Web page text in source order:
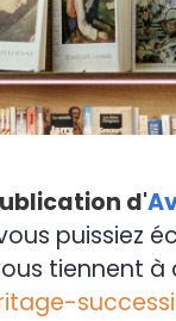
d'
puissiez
tiennent à